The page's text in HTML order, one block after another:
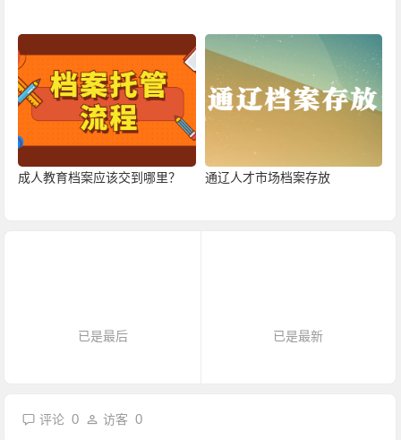
成人教育档案应该交到哪里？ 通辽人才市场档案存放
已是最后 已是最新
评论0 访客0